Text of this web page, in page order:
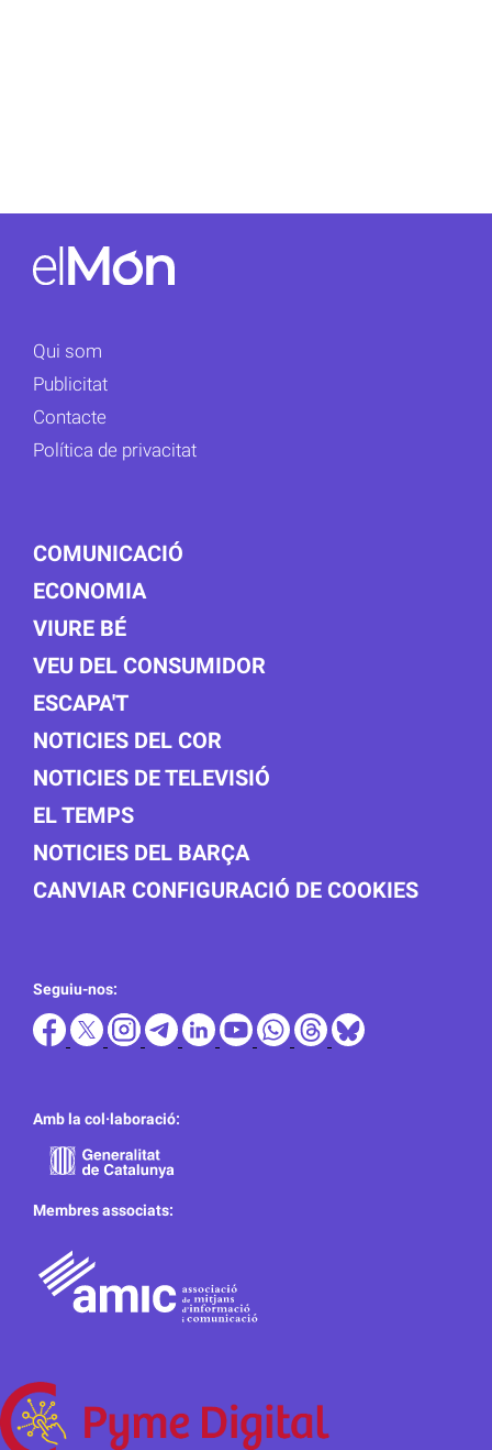
Qui som
Publicitat
Contacte
Política de privacitat
COMUNICACIÓ
ECONOMIA
VIURE BÉ
VEU DEL CONSUMIDOR
ESCAPA'T
NOTICIES DEL COR
NOTICIES DE TELEVISIÓ
EL TEMPS
NOTICIES DEL BARÇA
CANVIAR CONFIGURACIÓ DE COOKIES
Seguiu-nos:
Amb la col·laboració:
Membres associats: